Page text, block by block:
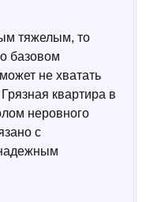
тяжелым, то
базовом
не хватать
квартира в
неровного
с